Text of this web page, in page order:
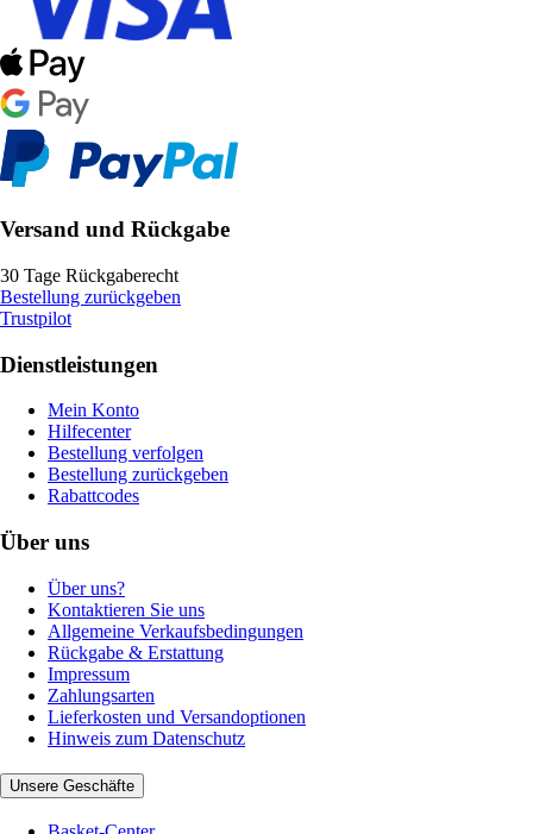
Versand und Rückgabe
30 Tage Rückgaberecht
Bestellung zurückgeben
Trustpilot
Dienstleistungen
Mein Konto
Hilfecenter
Bestellung verfolgen
Bestellung zurückgeben
Rabattcodes
Über uns
Über uns?
Kontaktieren Sie uns
Allgemeine Verkaufsbedingungen
Rückgabe & Erstattung
Impressum
Zahlungsarten
Lieferkosten und Versandoptionen
Hinweis zum Datenschutz
Unsere Geschäfte